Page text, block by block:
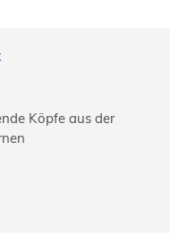
Köpfe aus der